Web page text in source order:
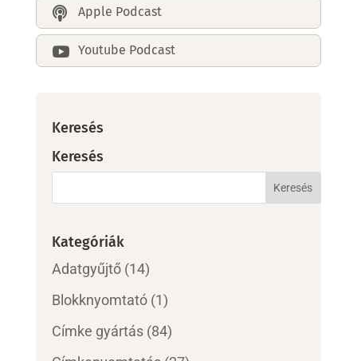
 Apple Podcast
 Youtube Podcast
Keresés
Keresés
Kategóriák
Adatgyűjtő(14)
Blokknyomtató(1)
Címke gyártás(84)